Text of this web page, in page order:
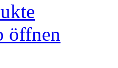
öffnen